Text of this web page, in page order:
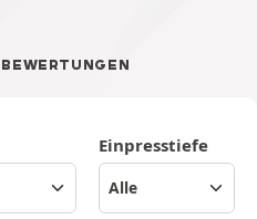
BEWERTUNGEN
Einpresstiefe